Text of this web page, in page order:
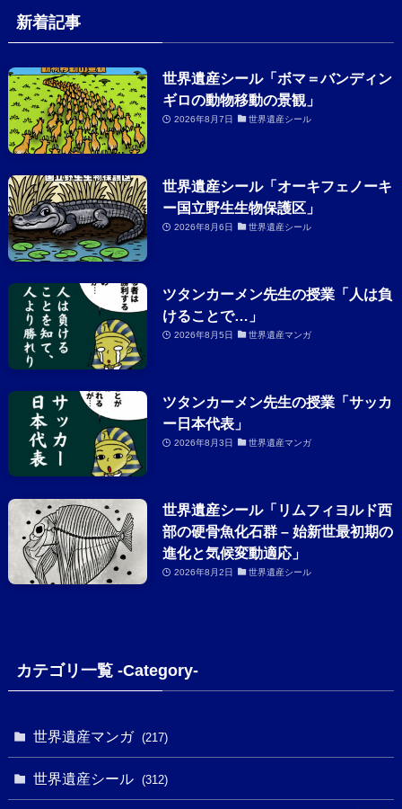
新着記事
世界遺産シール「ボマ＝バンディン
ギロの動物移動の景観」
2026年8月7日 世界遺産シール
世界遺産シール「オーキフェノーキ
ー国立野生生物保護区」
2026年8月6日 世界遺産シール
ツタンカーメン先生の授業「人は負
けることで…」
2026年8月5日 世界遺産マンガ
ツタンカーメン先生の授業「サッカ
ー日本代表」
2026年8月3日 世界遺産マンガ
世界遺産シール「リムフィヨルド西
部の硬骨魚化石群 – 始新世最初期の
進化と気候変動適応」
2026年8月2日 世界遺産シール
カテゴリ一覧 -Category-
世界遺産マンガ (217)
世界遺産シール (312)